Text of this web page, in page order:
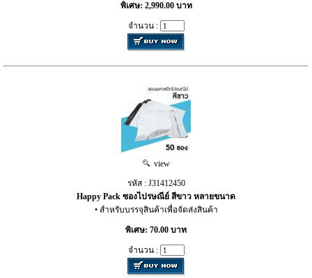
พิเศษ: 2,990.00 บาท
จำนวน :
view
รหัส : J31412450
Happy Pack ซองไปรษณีย์ สีขาว หลายขนาด
• สำหรับบรรจุสินค้าเพื่อจัดส่งสินค้า
พิเศษ: 70.00 บาท
จำนวน :